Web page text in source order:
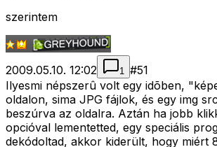
szerintem
2009.05.10. 12:02 1 #51
Ilyesmi népszerû volt egy idõben,
oldalon, sima JPG fájlok, és egy img
beszúrva az oldalra. Aztán ha jobb
opcióval lementetted, egy speciális
dekódoltad, akkor kiderült, hogy miért